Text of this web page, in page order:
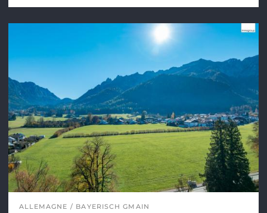
ALLEMAGNE BAYERISCH GMAIN